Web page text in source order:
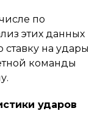
по
этих данных
на удары
команды
ударов